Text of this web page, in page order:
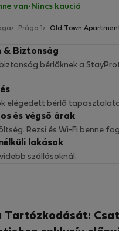
van· Nincs kaució
Prága 1 Old Town
& Biztonság
bérlőknek a
elégedett bérlő
és végső árak
Rezsi és Wi-Fi benne
lakások
szállásoknál.
Tartózkodását: